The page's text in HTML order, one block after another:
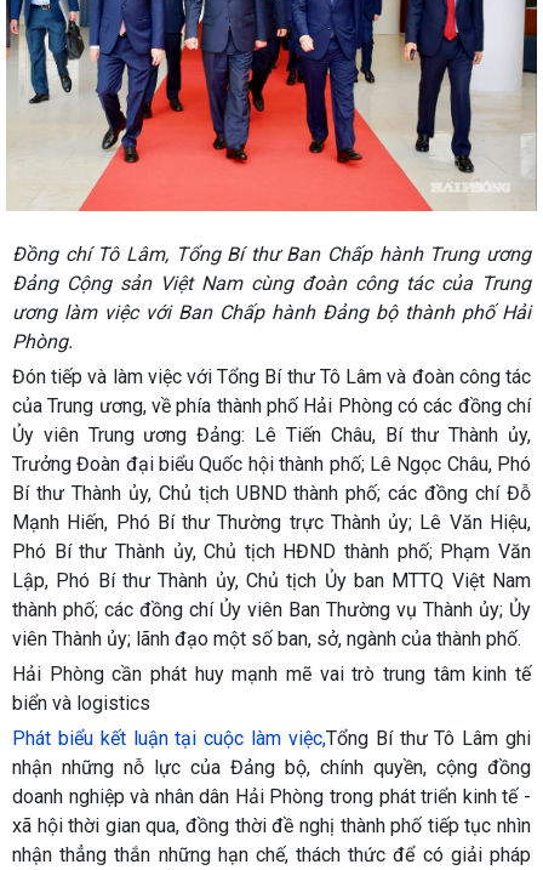
Đồng chí Tô Lâm, Tổng Bí thư Ban Chấp hành Trung ương
Đảng Cộng sản Việt Nam cùng đoàn công tác của Trung
ương làm việc với Ban Chấp hành Đảng bộ thành phố Hải
Phòng.
Đón tiếp và làm việc với Tổng Bí thư Tô Lâm và đoàn công tác
của Trung ương, về phía thành phố Hải Phòng có các đồng chí
Ủy viên Trung ương Đảng: Lê Tiến Châu, Bí thư Thành ủy,
Trưởng Đoàn đại biểu Quốc hội thành phố; Lê Ngọc Châu, Phó
Bí thư Thành ủy, Chủ tịch UBND thành phố; các đồng chí Đỗ
Mạnh Hiến, Phó Bí thư Thường trực Thành ủy; Lê Văn Hiệu,
Phó Bí thư Thành ủy, Chủ tịch HĐND thành phố; Phạm Văn
Lập, Phó Bí thư Thành ủy, Chủ tịch Ủy ban MTTQ Việt Nam
thành phố; các đồng chí Ủy viên Ban Thường vụ Thành ủy; Ủy
viên Thành ủy; lãnh đạo một số ban, sở, ngành của thành phố.
Hải Phòng cần phát huy mạnh mẽ vai trò trung tâm kinh tế
biển và logistics
Phát biểu kết luận tại cuộc làm việc,Tổng Bí thư Tô Lâm ghi
nhận những nỗ lực của Đảng bộ, chính quyền, cộng đồng
doanh nghiệp và nhân dân Hải Phòng trong phát triển kinh tế -
xã hội thời gian qua, đồng thời đề nghị thành phố tiếp tục nhìn
nhận thẳng thắn những hạn chế, thách thức để có giải pháp